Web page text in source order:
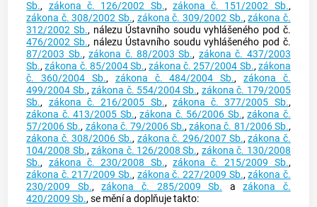
Sb., zákona č. 126/2002 Sb., zákona č. 151/2002 Sb.,
zákona č. 308/2002 Sb., zákona č. 309/2002 Sb.,zákona č.
312/2002 Sb., nálezu Ústavního soudu vyhlášeného pod č.
476/2002 Sb., nálezu Ústavního soudu vyhlášeného pod č.
87/2003 Sb.,zákona č. 88/2003 Sb., zákona č. 437/2003
Sb.,zákona č. 85/2004 Sb.,zákona č. 257/2004 Sb.,zákona
č. 360/2004 Sb., zákona č. 484/2004 Sb., zákona č.
499/2004 Sb.,zákona č. 554/2004 Sb., zákona č. 179/2005
Sb., zákona č. 216/2005 Sb., zákona č. 377/2005 Sb.,
zákona č. 413/2005 Sb.,zákona č. 56/2006 Sb.,zákona č.
57/2006 Sb., zákona č. 79/2006 Sb.,zákona č. 81/2006 Sb.,
zákona č. 308/2006 Sb., zákona č. 296/2007 Sb.,zákona č.
104/2008 Sb.,zákona č. 126/2008 Sb., zákona č. 130/2008
Sb., zákona č. 230/2008 Sb., zákona č. 215/2009 Sb.,
zákona č. 217/2009 Sb., zákona č. 227/2009 Sb.,zákona č.
230/2009 Sb.,zákona č. 285/2009 Sb. azákona č.
420/2009 Sb., se mění a doplňuje takto: